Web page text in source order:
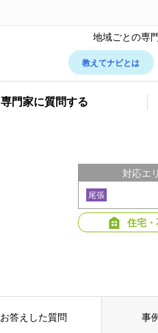
地域ごとの専
教えてナビとは
専門家に質問する
対応エ
尾張
住宅
お答えした質問 事